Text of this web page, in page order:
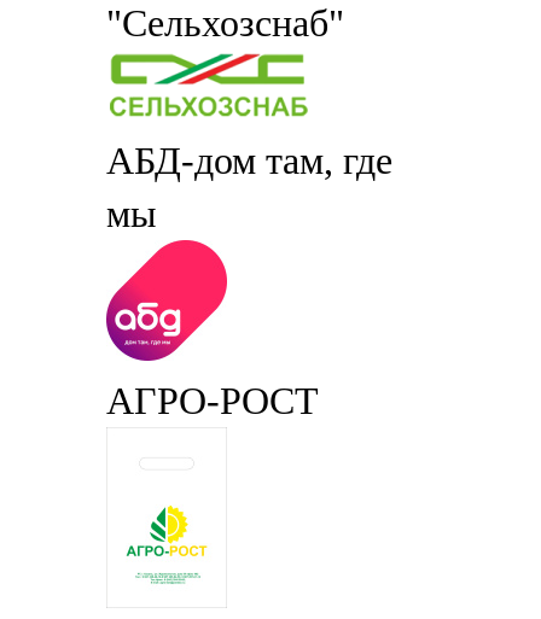
"Сельхозснаб"
АБД-дом там, где
мы
АГРО-РОСТ